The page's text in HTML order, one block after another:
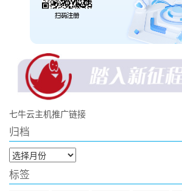
七牛云主机推广链接
归档
归
档
标签